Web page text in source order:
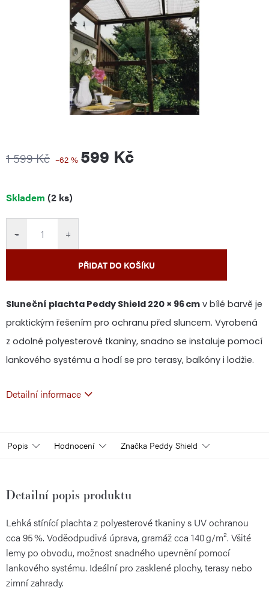
1 599 Kč –62 % 599 Kč
Měrná
Skladem (2 ks)
+
−
PŘIDAT DO KOŠÍKU
Sluneční plachta Peddy Shield 220 × 96 cm v bílé barvě je
praktickým řešením pro ochranu před sluncem. Vyrobená
z odolné polyesterové tkaniny, snadno se instaluje pomocí
lankového systému a hodí se pro terasy, balkóny i lodžie.
Detailní informace
Popis Hodnocení Značka Peddy Shield
Detailní popis produktu
Lehká stínící plachta z polyesterové tkaniny s UV ochranou
cca 95 %. Voděodpudivá úprava, gramáž cca 140 g/m². Všité
lemy po obvodu, možnost snadného upevnění pomocí
lankového systému. Ideální pro zasklené plochy, terasy nebo
zimní zahrady.